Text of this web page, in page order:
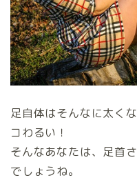
足自体はそんなに太く
コわるい！
そんなあなたは、足首
でしょうね。